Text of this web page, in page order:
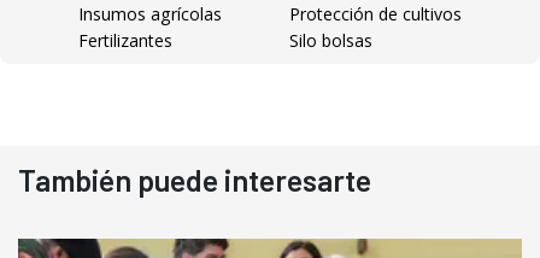
Insumos agrícolas
Protección de cultivos
Fertilizantes
Silo bolsas
También puede interesarte